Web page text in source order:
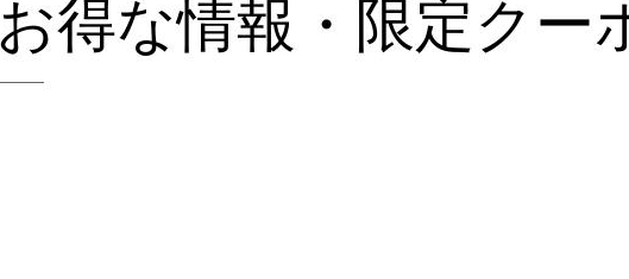
お得な情報・限定クー